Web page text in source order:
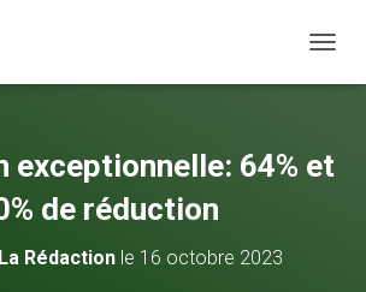
exceptionnelle: 64% et
de réduction
La Rédaction le 16 octobre 2023